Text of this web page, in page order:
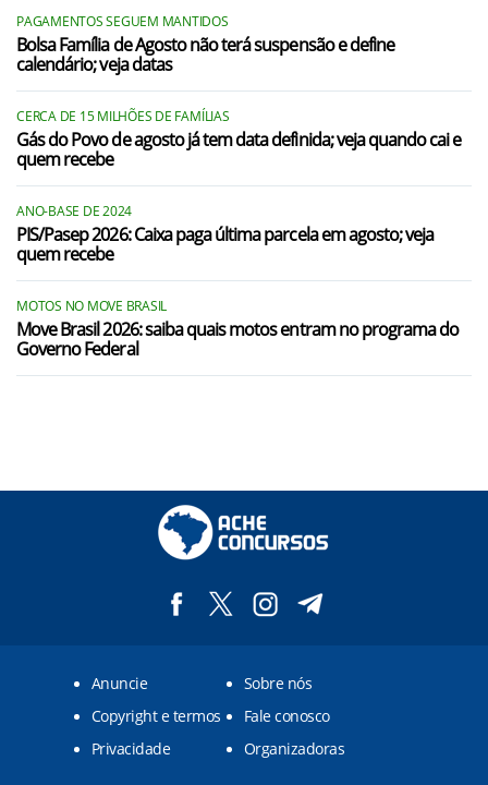
PAGAMENTOS SEGUEM MANTIDOS
Bolsa Família de Agosto não terá suspensão e define
calendário; veja datas
CERCA DE 15 MILHÕES DE FAMÍLIAS
Gás do Povo de agosto já tem data definida; veja quando cai e
quem recebe
ANO-BASE DE 2024
PIS/Pasep 2026: Caixa paga última parcela em agosto; veja
quem recebe
MOTOS NO MOVE BRASIL
Move Brasil 2026: saiba quais motos entram no programa do
Governo Federal
Anuncie
Sobre nós
Copyright e termos
Fale conosco
Privacidade
Organizadoras